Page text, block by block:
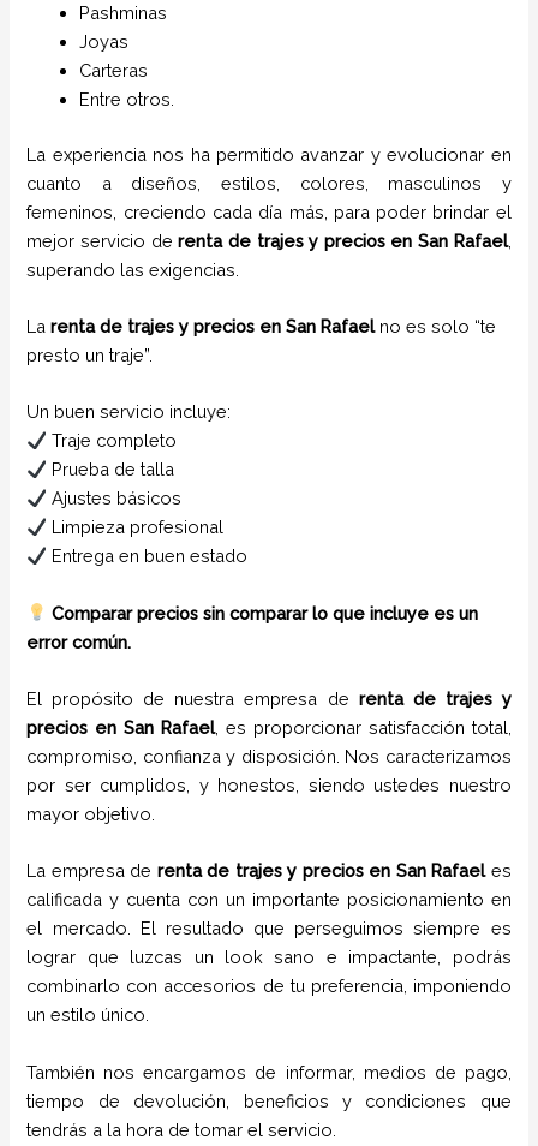
Pashminas
Joyas
Carteras
Entre otros.
La experiencia nos ha permitido avanzar y evolucionar en
cuanto a diseños, estilos, colores, masculinos y
femeninos, creciendo cada día más, para poder brindar el
mejor servicio derenta de trajes y precios en San Rafael,
superando las exigencias.
Larenta de trajes y precios en San Rafael no es solo “te
presto un traje”.
Un buen servicio incluye:
Traje completo
Prueba de talla
Ajustes básicos
Limpieza profesional
Entrega en buen estado
Comparar precios sin comparar lo que incluye es un
error común.
El propósito de nuestra empresa de renta de trajes y
precios enSan Rafael, es proporcionar satisfacción total,
compromiso, confianza y disposición. Nos caracterizamos
por ser cumplidos, y honestos, siendo ustedes nuestro
mayor objetivo.
La empresa de renta de trajes y precios en San Rafael es
calificada y cuenta con un importante posicionamiento en
el mercado. El resultado que perseguimos siempre es
lograr que luzcas un look sano e impactante, podrás
combinarlo con accesorios de tu preferencia, imponiendo
un estilo único.
También nos encargamos de informar, medios de pago,
tiempo de devolución, beneficios y condiciones que
tendrás a la hora de tomar el servicio.